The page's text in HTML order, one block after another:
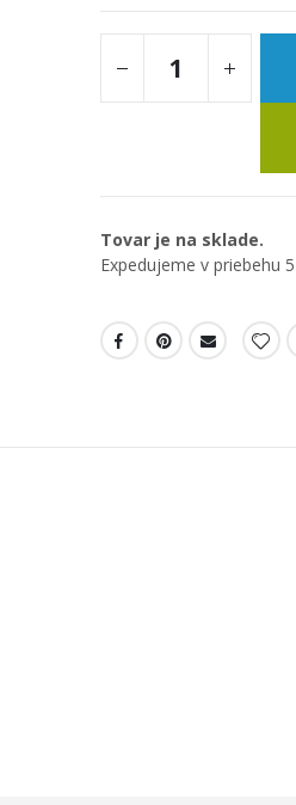
Tovar je na sklade.
Expedujeme v priebehu